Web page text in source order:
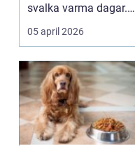
svalka varma dagar.
Den påverkar hur
människor m...
05 april 2026